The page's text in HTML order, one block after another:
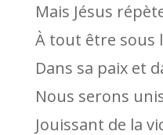
Mais Jésus
À tout être sous
Dans sa paix et
Nous serons
Jouissant de la